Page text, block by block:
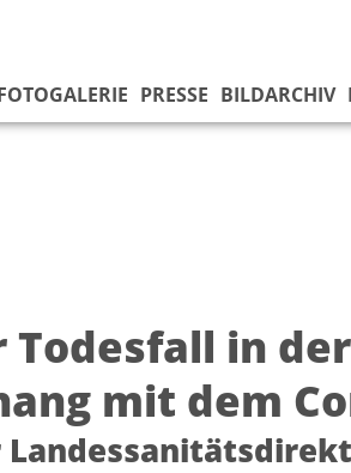
PRESSE BILDARCHIV
Todesfall in
mit dem